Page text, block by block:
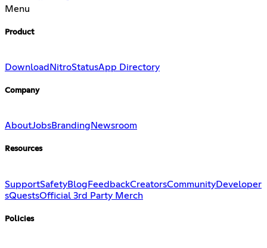
Menu
Product
Download NitroStatusApp Directory
Company
AboutJobsBranding Newsroom
Resources
SupportSafetyBlog FeedbackCreatorsCommunityDeveloper
sQuestsOfficial 3rd Party Merch
Policies